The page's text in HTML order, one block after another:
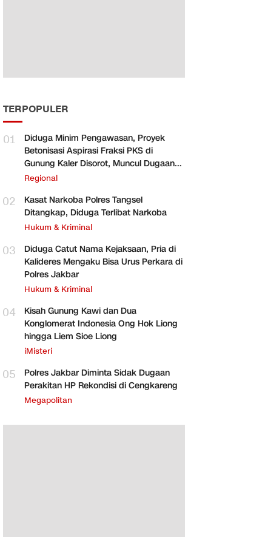
TERPOPULER
01
Diduga Minim Pengawasan, Proyek
Betonisasi Aspirasi Fraksi PKS di
Gunung Kaler Disorot, Muncul Dugaan
Pengurangan Volume
Regional
02
Kasat Narkoba Polres Tangsel
Ditangkap, Diduga Terlibat Narkoba
Hukum & Kriminal
03
Diduga Catut Nama Kejaksaan, Pria di
Kalideres Mengaku Bisa Urus Perkara di
Polres Jakbar
Hukum & Kriminal
04
Kisah Gunung Kawi dan Dua
Konglomerat Indonesia Ong Hok Liong
hingga Liem Sioe Liong
iMisteri
05
Polres Jakbar Diminta Sidak Dugaan
Perakitan HP Rekondisi di Cengkareng
Megapolitan